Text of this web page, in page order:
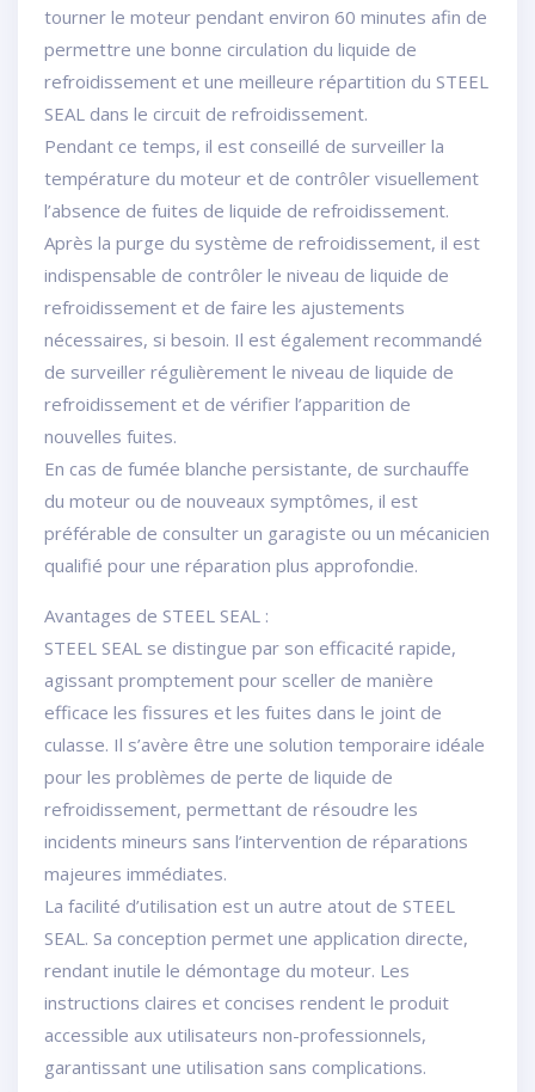
tourner le moteur pendant environ 60 minutes afin de
permettre une bonne circulation du liquide de
refroidissement et une meilleure répartition du STEEL
SEAL dans le circuit de refroidissement.
Pendant ce temps, il est conseillé de surveiller la
température du moteur et de contrôler visuellement
l’absence de fuites de liquide de refroidissement.
Après la purge du système de refroidissement, il est
indispensable de contrôler le niveau de liquide de
refroidissement et de faire les ajustements
nécessaires, si besoin. Il est également recommandé
de surveiller régulièrement le niveau de liquide de
refroidissement et de vérifier l’apparition de
nouvelles fuites.
En cas de fumée blanche persistante, de surchauffe
du moteur ou de nouveaux symptômes, il est
préférable de consulter un garagiste ou un mécanicien
qualifié pour une réparation plus approfondie.
Avantages de STEEL SEAL :
STEEL SEAL se distingue par son efficacité rapide,
agissant promptement pour sceller de manière
efficace les fissures et les fuites dans le joint de
culasse. Il s’avère être une solution temporaire idéale
pour les problèmes de perte de liquide de
refroidissement, permettant de résoudre les
incidents mineurs sans l’intervention de réparations
majeures immédiates.
La facilité d’utilisation est un autre atout de STEEL
SEAL. Sa conception permet une application directe,
rendant inutile le démontage du moteur. Les
instructions claires et concises rendent le produit
accessible aux utilisateurs non-professionnels,
garantissant une utilisation sans complications.